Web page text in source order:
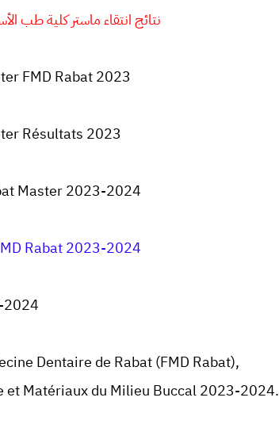
نتائج انتقاء ماستر كلية طب الأسنان
FMD Rabat 2023
Résultats 2023
Master 2023-2024
Rabat 2023-2024
2024
Dentaire de Rabat (FMD Rabat),
et Matériaux du Milieu Buccal 2023-2024.